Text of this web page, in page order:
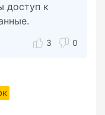
доступ к
3 0